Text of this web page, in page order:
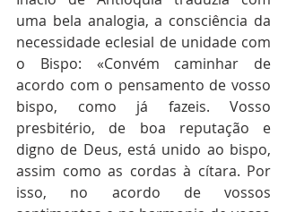
uma bela analogia, a consciência da
necessidade eclesial de unidade com
o Bispo: «Convém caminhar de
acordo com o pensamento de vosso
bispo, como já fazeis. Vosso
presbitério, de boa reputação e
digno de Deus, está unido ao bispo,
assim como as cordas à cítara. Por
isso, no acordo de vossos